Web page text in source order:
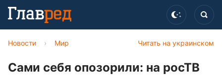
Читать на украинском
Новости › Мир
Сами себя опозорили: на росТВ